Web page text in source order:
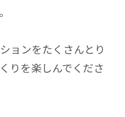
ョンをたくさんとり
りを楽しんでくださ